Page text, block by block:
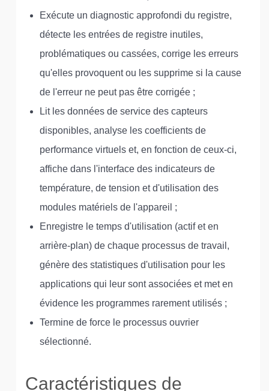
Exécute un diagnostic approfondi du registre,
détecte les entrées de registre inutiles,
problématiques ou cassées, corrige les erreurs
qu'elles provoquent ou les supprime si la cause
de l'erreur ne peut pas être corrigée ;
Lit les données de service des capteurs
disponibles, analyse les coefficients de
performance virtuels et, en fonction de ceux-ci,
affiche dans l'interface des indicateurs de
température, de tension et d'utilisation des
modules matériels de l'appareil ;
Enregistre le temps d'utilisation (actif et en
arrière-plan) de chaque processus de travail,
génère des statistiques d'utilisation pour les
applications qui leur sont associées et met en
évidence les programmes rarement utilisés ;
Termine de force le processus ouvrier
sélectionné.
Caractéristiques de